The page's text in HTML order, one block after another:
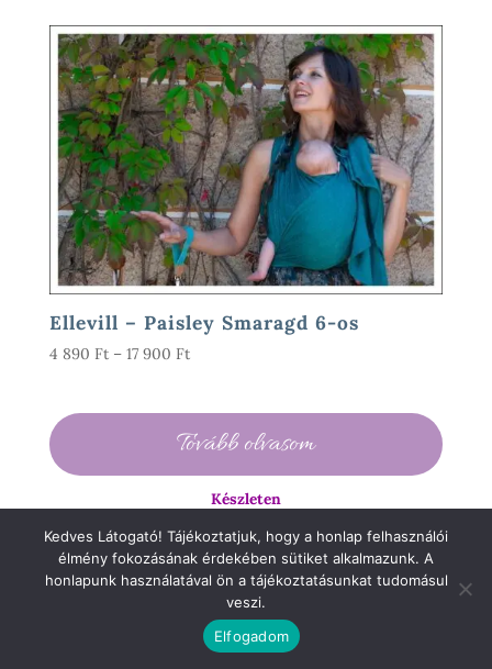
Ellevill – Paisley Smaragd 6-os
4 890 Ft – 17 900 FtÁrtartomány:
-
17
900 Ft
Tovább olvasom
Készleten
A vásárlás jelenleg szünetel
Kedves Látogató! Tájékoztatjuk, hogy a honlap felhasználói
élmény fokozásának érdekében sütiket alkalmazunk. A
honlapunk használatával ön a tájékoztatásunkat tudomásul
veszi.
Elfogadom